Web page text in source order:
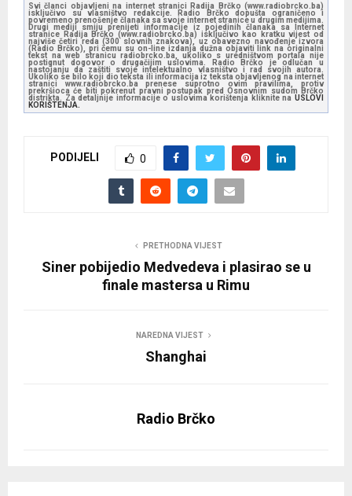
Svi članci objavljeni na internet stranici Radija Brčko (www.radiobrcko.ba)
isključivo su vlasništvo redakcije. Radio Brčko dopušta ograničeno i
povremeno prenošenje članaka sa svoje internet stranice u drugim medijima.
Drugi mediji smiju prenijeti informacije iz pojedinih članaka sa Internet
stranice Radija Brčko (www.radiobrcko.ba) isključivo kao kratku vijest od
najviše četiri reda (300 slovnih znakova), uz obavezno navođenje izvora
(Radio Brčko), pri čemu su on-line izdanja dužna objaviti link na originalni
tekst na web stranicu radiobrcko.ba, ukoliko s uredništvom portala nije
postignut dogovor o drugačijim uslovima. Radio Brčko je odlučan u
nastojanju da zaštiti svoje intelektualno vlasništvo i rad svojih autora.
Ukoliko se bilo koji dio teksta ili informacija iz teksta objavljenog na internet
stranici www.radiobrcko.ba prenese suprotno ovim pravilima, protiv
prekršioca će biti pokrenut pravni postupak pred Osnovnim sudom Brčko
distrikta. Za detaljnije informacije o uslovima korištenja kliknite na USLOVI
KORIŠTENJA.
PODIJELI 0
PRETHODNA VIJEST
Siner pobijedio Medvedeva i plasirao se u
finale mastersa u Rimu
NAREDNA VIJEST
Shanghai
Radio Brčko